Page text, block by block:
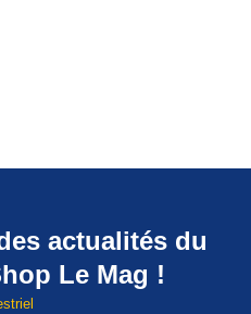
actualités du
Le Mag !